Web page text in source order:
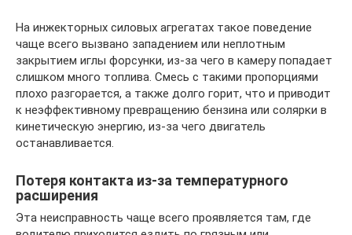
На инжекторных силовых агрегатах такое поведение
чаще всего вызвано западением или неплотным
закрытием иглы форсунки, из-за чего в камеру попадает
слишком много топлива. Смесь с такими пропорциями
плохо разгорается, а также долго горит, что и приводит
к неэффективному превращению бензина или солярки в
кинетическую энергию, из-за чего двигатель
останавливается.
Потеря контакта из-за температурного
расширения
Эта неисправность чаще всего проявляется там, где